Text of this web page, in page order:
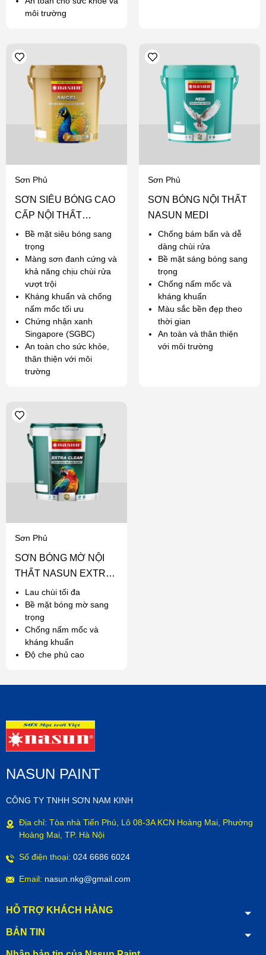
môi trường
Sơn Phủ
SƠN SIÊU BÓNG CAO
CẤP NỘI THẤT
NASUN ANGEL
Bề mặt siêu bóng sang
trọng
Màng sơn đanh cứng và
khả năng chịu chùi rửa
vượt trội
Kháng khuẩn và chống
nấm mốc tối ưu
Chứng nhận xanh
Singapore (SGBC)
An toàn cho sức khỏe,
thân thiện với môi
trường
Sơn Phủ
SƠN BÓNG NỘI THẤT
NASUN MEDI
Chống bám bẩn và dễ
dàng chùi rửa
Bề mặt sáng bóng sang
trọng
Chống nấm mốc và
kháng khuẩn
Màu sắc bền đẹp theo
thời gian
An toàn và thân thiện
với môi trường
Sơn Phủ
SƠN BÓNG MỜ NỘI
THẤT NASUN EXTRA
CLEAN
Lau chùi tối đa
Bề mặt bóng mờ sang
trọng
Chống nấm mốc và
kháng khuẩn
Độ che phủ cao
NASUN PAINT
CÔNG TY TNHH SƠN NAM KINH
Địa chỉ: Tòa nhà Tiến Phú, Lô 08-3A KCN Hoàng Mai, Phường
Hoàng Mai, TP. Hà Nội
Số điện thoại: 024 6686 6024
Email: nasun.nkg@gmail.com
HỖ TRỢ KHÁCH HÀNG
BẢN TIN